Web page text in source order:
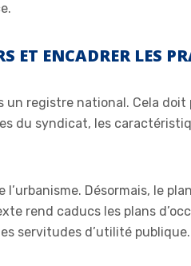
ENCADRER LES
registre national. Cela
du syndicat, les
Désormais, le
rend caducs les plans
servitudes d’utilité